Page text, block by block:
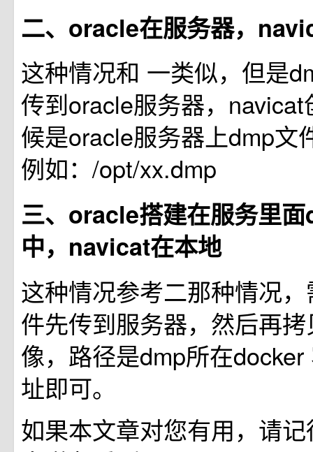
二、oracle在服务器，
这种情况和 一类似，但是
传到oracle服务器，
候是oracle服务器上dmp文
例如：/opt/xx.dmp
三、oracle搭建在服务里
中，navicat在本地
这种情况参考二那种情况
件先传到服务器，然后再
像，路径是dmp所在
址即可。
如果本文章对您有用，请